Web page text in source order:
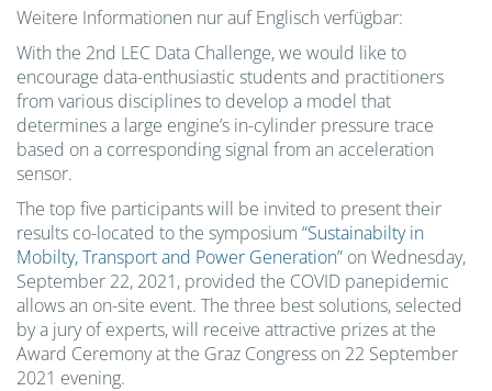
Weitere Informationen nur auf Englisch verfügbar:
With the 2nd LEC Data Challenge, we would like to
encourage data-enthusiastic students and practitioners
from various disciplines to develop a model that
determines a large engine’s in-cylinder pressure trace
based on a corresponding signal from an acceleration
sensor.
The top five participants will be invited to present their
results co-located to the symposium “Sustainabilty in
Mobilty, Transport and Power Generation” on Wednesday,
September 22, 2021, provided the COVID panepidemic
allows an on-site event. The three best solutions, selected
by a jury of experts, will receive attractive prizes at the
Award Ceremony at the Graz Congress on 22 September
2021 evening.